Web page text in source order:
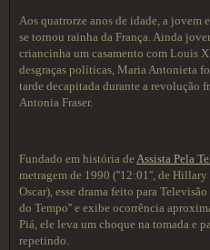
Aos quatrorze anos de idade, a jovem
se tornou rainha da França. Ainda
criancinha um casamento com Louis
desgraças políticas, Maria Antonieta
tarde decapitada durante a revolução
Antonia Fraser.
Fundado em história de Assista Pela
metragem de 1990 (''12:01'', de
Oscar), esse drama feito para
do Tempo'' e exibe ocorrência
Piá, ele leva um choque na tomada e
repetindo.